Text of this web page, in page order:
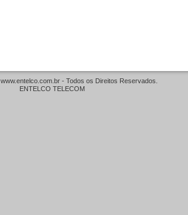
www.entelco.com.br- Todos os Direitos Reservados.
ENTELCO TELECOM